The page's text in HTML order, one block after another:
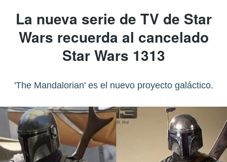
La nueva serie de TV de Star
Wars recuerda al cancelado
Star Wars 1313
'The Mandalorian' es el nuevo proyecto galáctico.